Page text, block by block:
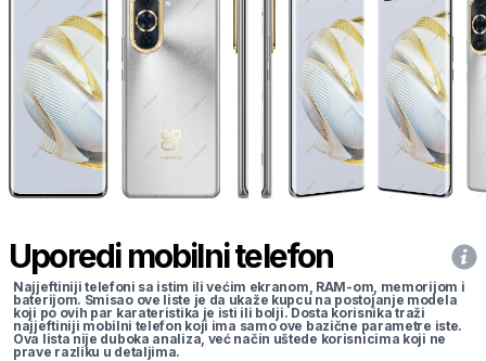
Uporedi mobilni telefon
Najjeftiniji telefoni sa istim ili većim ekranom, RAM-om, memorijom i
baterijom. Smisao ove liste je da ukaže kupcu na postojanje modela
koji po ovih par karateristika je isti ili bolji. Dosta korisnika traži
najjeftiniji mobilni telefon koji ima samo ove bazične parametre iste.
Ova lista nije duboka analiza, već način uštede korisnicima koji ne
prave razliku u detaljima.